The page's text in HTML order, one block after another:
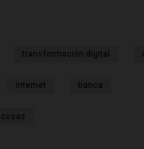
transformación digital
internet banca